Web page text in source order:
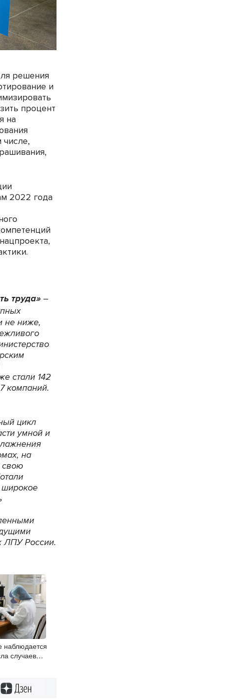
решения
и
процент
на
числе,
2022 года
труда»–
не ниже,
стали 142
компаний.
цикл
умной и
на
свою
широкое
ЛПУ России.
наблюдается
случаев